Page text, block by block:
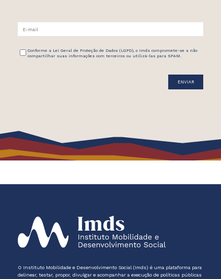
Conforme a Lei Geral de Proteção de Dados (LGPD), o Imds compromete-se a não
compartilhar suas informações com terceiros ou utilizá-las para SPAM.
O Instituto Mobilidade e Desenvolvimento Social (Imds) é uma plataforma para
delinear, testar, propor, divulgar e acompanhar a execução de políticas públicas